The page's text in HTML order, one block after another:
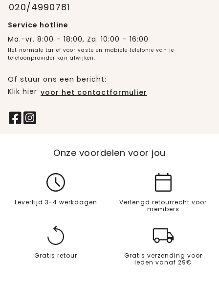
020/4990781
Service hotline
Ma.-vr. 8:00 – 18:00, Za. 10:00 – 16:00
Het normale tarief voor vaste en mobiele telefonie van je
telefoonprovider kan afwijken.
Of stuur ons een bericht:
Klik hier voor het contactformulier
Onze voordelen voor jou
Levertijd 3-4 werkdagen
Verlengd retourrecht voor
members
Gratis retour
Gratis verzending voor
leden vanaf 29€